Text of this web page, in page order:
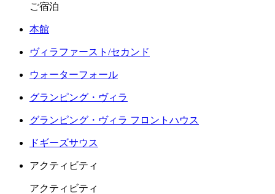
ご宿泊
本館
ヴィラファースト/セカンド
ウォーターフォール
グランピング・ヴィラ
グランピング・ヴィラ フロントハウス
ドギーズサウス
アクティビティ
アクティビティ